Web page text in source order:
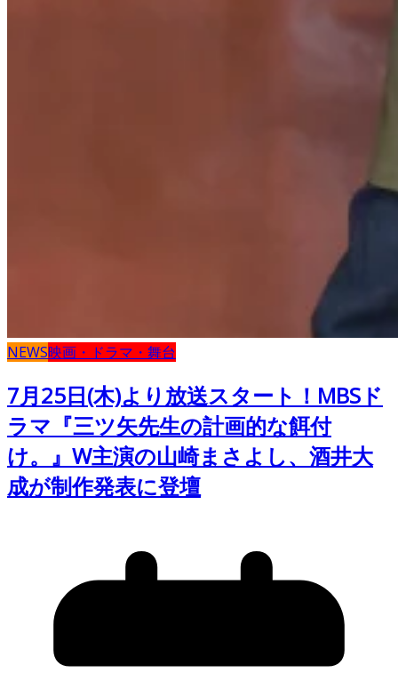
NEWS映画・ドラマ・舞台
7月25日(木)より放送スタート！MBSド
ラマ『三ツ矢先生の計画的な餌付
け。』W主演の山崎まさよし、酒井大
成が制作発表に登壇